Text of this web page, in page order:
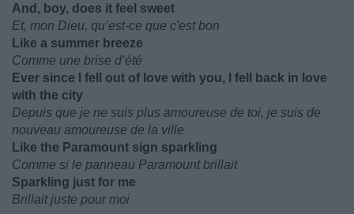
And, boy, does it feel sweet
Et, mon Dieu, qu’est-ce que c'est bon
Like a summer breeze
Comme une brise d’été
Ever since I fell out of love with you, I fell back in love
with the city
Depuis que je ne suis plus amoureuse de toi, je suis de
nouveau amoureuse de la ville
Like thе Paramount sign sparkling
Comme si le panneau Paramount brillait
Sparkling just for me
Brillait juste pour moi